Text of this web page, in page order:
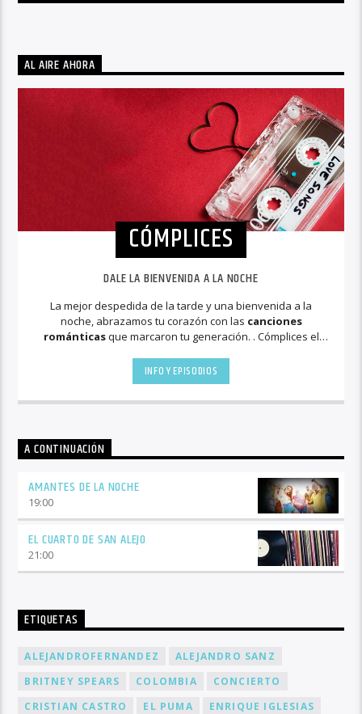
AL AIRE AHORA
CÓMPLICES
DALE LA BIENVENIDA A LA NOCHE
La mejor despedida de la tarde y una bienvenida a la
noche, abrazamos tu corazón con las canciones
románticasque marcaron tu generación. . Cómplices el
conductores ya que es un horario de retorno a casa.
INFO Y EPISODIOS
A CONTINUACIÓN
AMANTES DE LA NOCHE
19:00
EL CUARTO DE SAN ALEJO
21:00
ETIQUETAS
ALEJANDROFERNANDEZ
ALEJANDRO SANZ
BRITNEY SPEARS
COLOMBIA
CONCIERTO
CRISTIAN CASTRO
EL PUMA
ENRIQUE IGLESIAS